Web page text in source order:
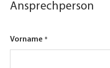
Ansprechperson
Vorname